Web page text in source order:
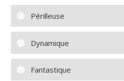
Périlleuse
Dynamique
Fantastique